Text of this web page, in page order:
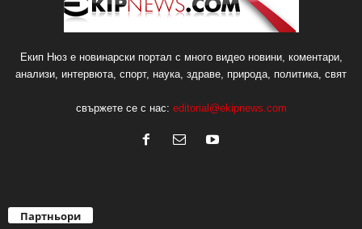
Екип Нюз е новинарски портал с много видео новини, коментари,
анализи, интервюта, спорт, наука, здраве, природа, политика, свят
свържете се с нас: editorial@ekipnews.com
Партньори